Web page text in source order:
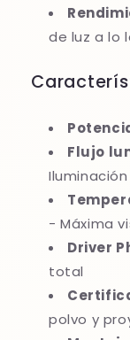
de luz a lo
Flujo
- Máxima
Driver
total
polvo y